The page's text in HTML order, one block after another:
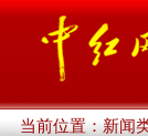
当前位置：新闻